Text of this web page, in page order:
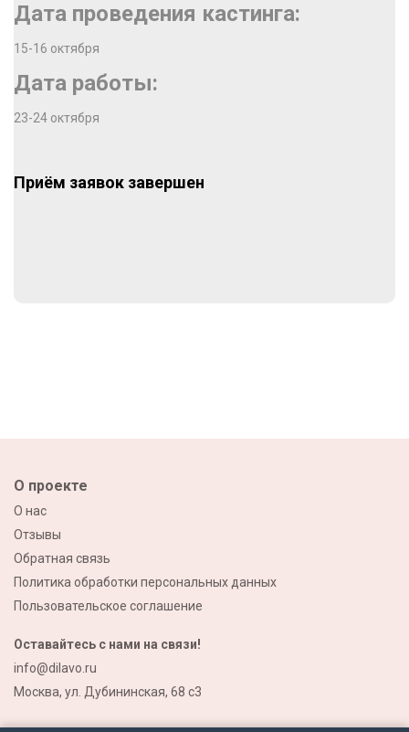
Дата проведения кастинга:
15-16 октября
Дата работы:
23-24 октября
Приём заявок завершен
О проекте
О нас
Отзывы
Обратная связь
Политика обработки персональных данных
Пользовательское соглашение
Оставайтесь с нами на связи!
info@dilavo.ru
Москва, ул. Дубининская, 68 с3